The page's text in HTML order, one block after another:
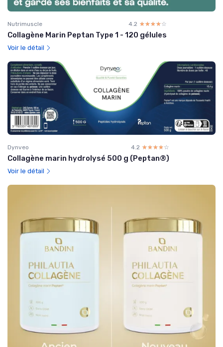
Nutrimuscle 4.2 ☆☆☆☆☆
★★★★★
Collagène Marin Peptan Type 1 - 120 gélules
Voir le détail
Dynveo 4.2 ☆☆☆☆☆
★★★★★
Collagène marin hydrolysé 500 g (Peptan®)
Voir le détail